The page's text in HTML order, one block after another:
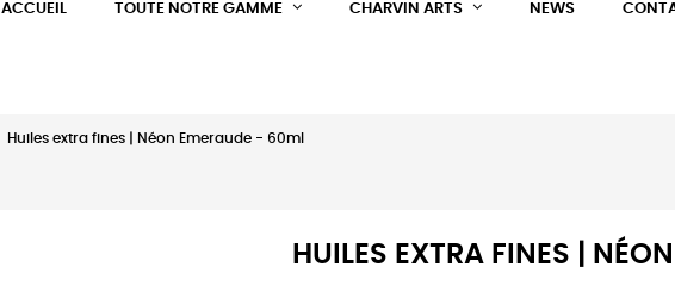
ACCUEIL TOUTE NOTRE GAMME CHARVIN ARTS NEWS
Huiles extra fines | Néon Emeraude - 60ml
HUILES EXTRA FINES |